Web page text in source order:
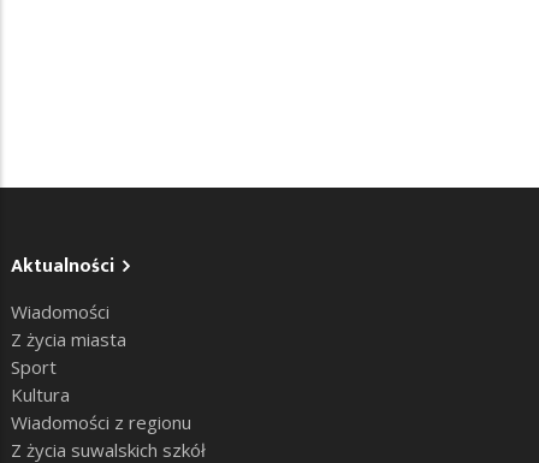
Aktualności
Wiadomości
Z życia miasta
Sport
Kultura
Wiadomości z regionu
Z życia suwalskich szkół